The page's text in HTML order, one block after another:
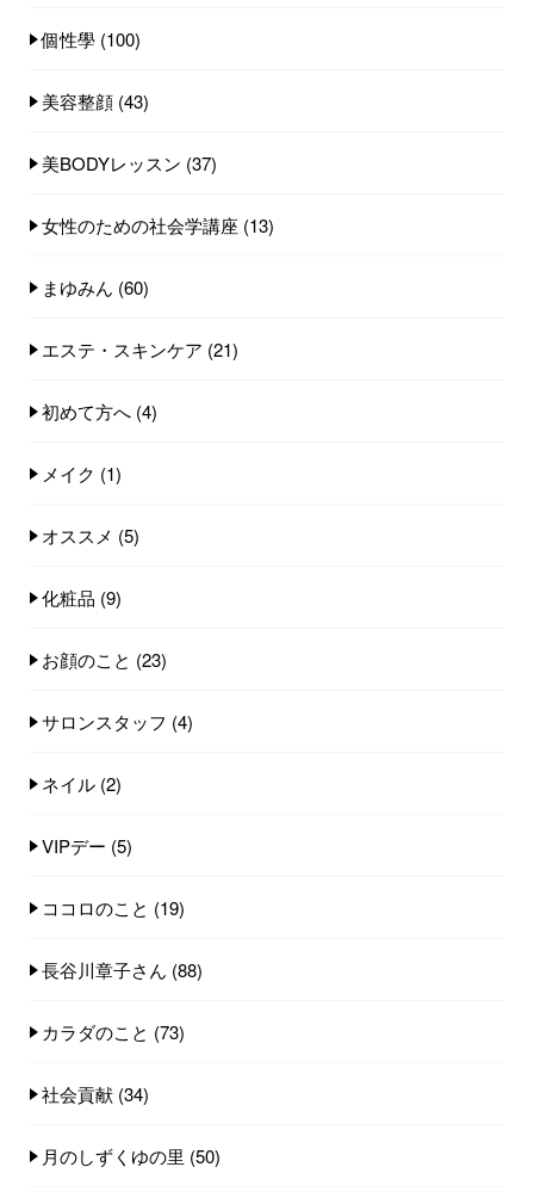
個性學 (100)
美容整顔 (43)
美BODYレッスン (37)
女性のための社会学講座 (13)
まゆみん (60)
エステ・スキンケア (21)
初めて方へ (4)
メイク (1)
オススメ (5)
化粧品 (9)
お顔のこと (23)
サロンスタッフ (4)
ネイル (2)
VIPデー (5)
ココロのこと (19)
長谷川章子さん (88)
カラダのこと (73)
社会貢献 (34)
月のしずくゆの里 (50)